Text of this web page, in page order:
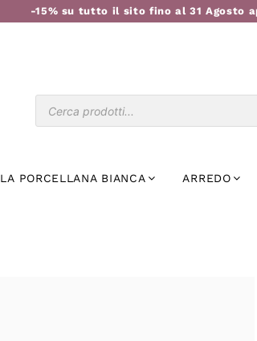
-15% su tutto il sito fino al 31 Agosto
LA PORCELLANA BIANCA ARREDO